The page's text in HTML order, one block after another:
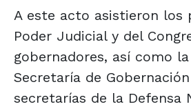
A este acto asistieron los
Poder Judicial y del
gobernadores, así como
Secretaría de
secretarías de la Defensa